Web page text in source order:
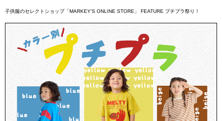
子供服のセレクトショップ「MARKEY'S ONLINE STORE」 FEATURE プチプラ祭り！